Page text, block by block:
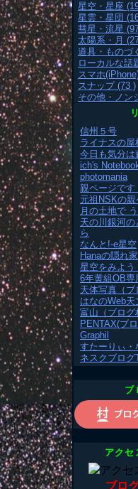
星空・星座
星雲・星団
彗星・流星
太陽系・月
道具・ものづ
ローカルな話
スマホ
スナップ (73 )
その他・ノン
信州５号
ライナスの屋
今日も気分は
ich's
photomania
親ページです
元祖NSKの親
月の土地で
天の川銀河
ら
なんと!-e星空
Hanaの隠れ家
星空をみよう
6年黄組OB専
天体写真（ブ
はなのWeb天
富山（ブログ
PENTAX(ブ
Graphil
すたーりぃ・
ネスクブログ
ブ
アクセ
ブロ